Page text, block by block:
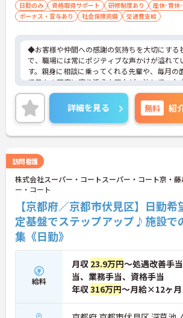
日勤のみ
資格取得サポート 研修制度あり
産休･育休
ボーナス・賞与あり
社会保険完備 交通費支給
◆お客様や仲間への感謝の気持ちを大切にする
で、職場には常にポジティブな声かけが溢れて
す。親身に相談に乗ってくれる先輩や、毎月の
で日々の不安に寄り添う上司など、決して一人
にさせないフォロー体制が万全。心理的安全性
く、中途入社でも自然と馴染める職場です。
◆無資格からでもプロフェッショナルを目指せる
「資格取得支援制度」を完備しています。初任
修から国家資格である介護福祉士まで、現場で
けて資格取得に挑戦できます。
◆法人独自の介護技術認定制度「ケアマイスタ
により、身につけたスキルを5段階でしっかり評
し手当で還元。さらに「目標管理シート」を用
月1回の上司との面談があり、一人ひとりの不安
目標に寄り添う手厚いフォロー体制が整ってい
す。
詳細を見る 無料 紹
訪問看護
株式会社スーパー・コートスーパー・コート京・藤
ー・コート
【京都府／京都市伏見区】日勤
定基盤でステップアップ♪施設で
集《日勤》
給料
月収 23.9万円～処遇改善手
当、業務手当、資格手当
年収316万円～月給×12ヶ